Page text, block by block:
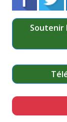
Soutenir